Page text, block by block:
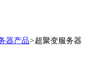
器产品>超聚变服务器